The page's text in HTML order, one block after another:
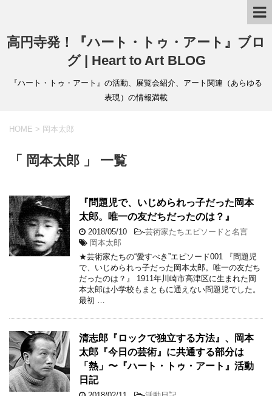
高円寺発！『ハート・トゥ・アート』ブロ
グ | Heart to Art BLOG
『ハート・トゥ・アート』の活動、展覧会紹介、アート関連（あらゆる
表現）の情報満載
HOME > 岡本太郎
「 岡本太郎 」 一覧
『問題児で、いじめられっ子だった岡本
太郎。唯一の友だちだったのは？』
2018/05/10 -芸術家たちエピソードと名言
岡本太郎
★芸術家たちの“愛すべき”エピソード001 『問題児
で、いじめられっ子だった岡本太郎。唯一の友だち
だったのは？』 1911年川崎市高津区に生まれた岡
本太郎は小学校もまともに通えない問題児でした。
最初 …
清志郎『ロックで独立する方法』、岡本
太郎『今日の芸術』に共通する部分は
「熱」〜『ハート・トゥ・アート』活動
日記